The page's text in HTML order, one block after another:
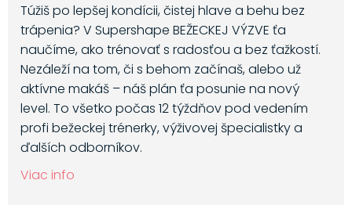
Túžiš po lepšej kondícii, čistej hlave a behu bez
trápenia? V Supershape BEŽECKEJ VÝZVE ťa
naučíme, ako trénovať s radosťou a bez ťažkostí.
Nezáleží na tom, či s behom začínaš, alebo už
aktívne makáš – náš plán ťa posunie na nový
level. To všetko počas 12 týždňov pod vedením
profi bežeckej trénerky, výživovej špecialistky a
ďalších odborníkov.
Viac info